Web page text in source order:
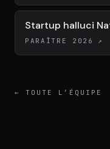
Startup halluci
PARAÎTRE 2026
↗
← TOUTE L’ÉQUIPE